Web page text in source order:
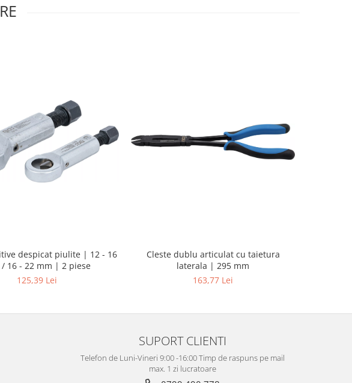
despicat piulite | 12 - 16
/ 16 - 22 mm | 2 piese
125,39 Lei
Cleste dublu articulat cu taietura
laterala | 295 mm
163,77 Lei
SUPORT CLIENTI
Telefon de Luni-Vineri 9:00 -16:00 Timp de raspuns pe mail
max. 1 zi lucratoare